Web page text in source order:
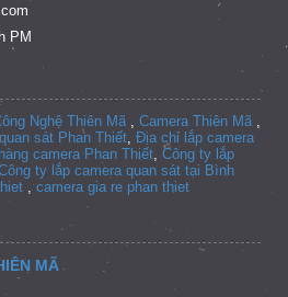
PM
Nghệ Thiên Mã , Camera Thiên Mã ,
sát Phan Thiết, Địa chỉ lắp camera
camera Phan Thiết, Công ty lắp
ty lắp camera quan sát tại Bình
, camera gia re phan thiet
MÃ